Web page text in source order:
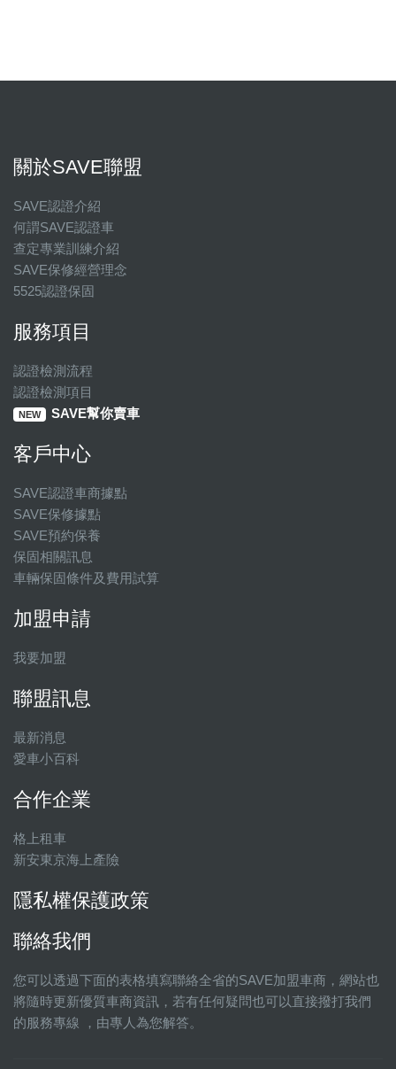
關於SAVE聯盟
SAVE認證介紹
何謂SAVE認證車
查定專業訓練介紹
SAVE保修經營理念
5525認證保固
服務項目
認證檢測流程
認證檢測項目
NEW SAVE幫你賣車
客戶中心
SAVE認證車商據點
SAVE保修據點
SAVE預約保養
保固相關訊息
車輛保固條件及費用試算
加盟申請
我要加盟
聯盟訊息
最新消息
愛車小百科
合作企業
格上租車
新安東京海上產險
隱私權保護政策
聯絡我們
您可以透過下面的表格填寫聯絡全省的SAVE加盟車商，網站也
將隨時更新優質車商資訊，若有任何疑問也可以直接撥打我們
的服務專線 ，由專人為您解答。